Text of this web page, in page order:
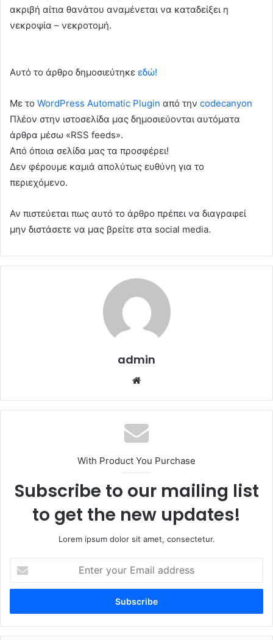
ακριβή αίτια θανάτου αναμένεται να καταδείξει η
νεκροψία – νεκροτομή.
Αυτό το άρθρο δημοσιεύτηκε εδώ!
Με το WordPress Automatic Plugin από την codecanyon
Πλέον στην ιστοσελίδα μας δημοσιεύονται αυτόματα
άρθρα μέσω «RSS feeds».
Από όποια σελίδα μας τα προσφέρει!
Δεν φέρουμε καμιά απολύτως ευθύνη για το
περιεχόμενο.
Αν πιστεύεται πως αυτό το άρθρο πρέπει να διαγραφεί
μην διστάσετε να μας βρείτε στα social media.
admin
With Product You Purchase
Subscribe to our mailing list
to get the new updates!
Lorem ipsum dolor sit amet, consectetur.
your
Email